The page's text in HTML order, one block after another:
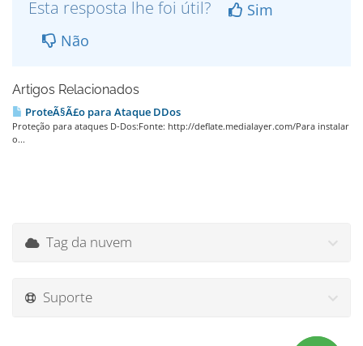
Esta resposta lhe foi útil?
Sim
Não
Artigos Relacionados
ProteÃ§Ã£o para Ataque DDos
Proteção para ataques D-Dos:Fonte: http://deflate.medialayer.com/Para instalar
o...
Tag da nuvem
Suporte